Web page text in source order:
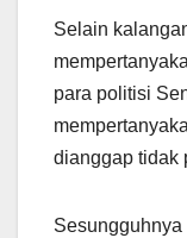
Selain
para politisi
dianggap tidak